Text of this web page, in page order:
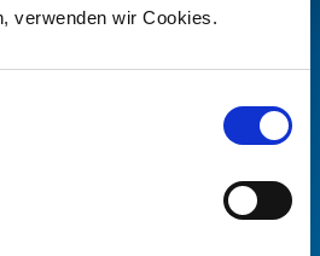
verwenden wir Cookies.
sehen, schaffen wir für Sie
Zuverlässigkeit und